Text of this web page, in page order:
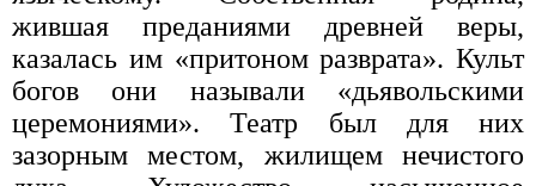
жившая преданиями древней веры,
казалась им «притоном разврата». Культ
богов они называли «дьявольскими
церемониями». Театр был для них
зазорным местом, жилищем нечистого